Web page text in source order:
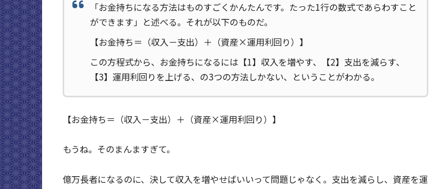
「お金持ちになる方法はものすごくかんたんです。たった1行の数式であらわすこと
ができます」と述べる。それが以下のものだ。
【お金持ち＝（収入－支出）＋（資産×運用利回り）】
この方程式から、お金持ちになるには【1】収入を増やす、【2】支出を減らす、
【3】運用利回りを上げる、の3つの方法しかない、ということがわかる。
【お金持ち＝（収入－支出）＋（資産×運用利回り）】
もうね。そのまんますぎて。
億万長者になるのに、決して収入を増やせばいいって問題じゃなく。支出を減らし、資産を運